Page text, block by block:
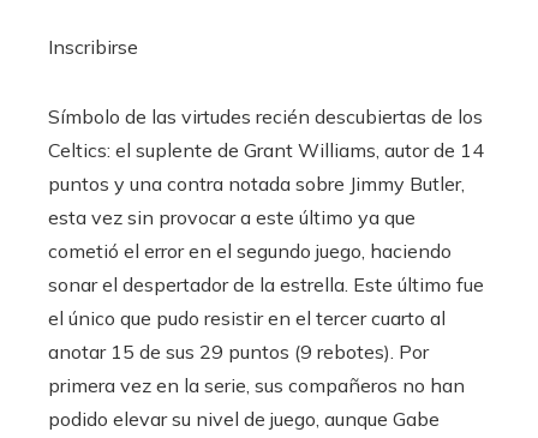
Inscribirse
Símbolo de las virtudes recién descubiertas de los
Celtics: el suplente de Grant Williams, autor de 14
puntos y una contra notada sobre Jimmy Butler,
esta vez sin provocar a este último ya que
cometió el error en el segundo juego, haciendo
sonar el despertador de la estrella. Este último fue
el único que pudo resistir en el tercer cuarto al
anotar 15 de sus 29 puntos (9 rebotes). Por
primera vez en la serie, sus compañeros no han
podido elevar su nivel de juego, aunque Gabe